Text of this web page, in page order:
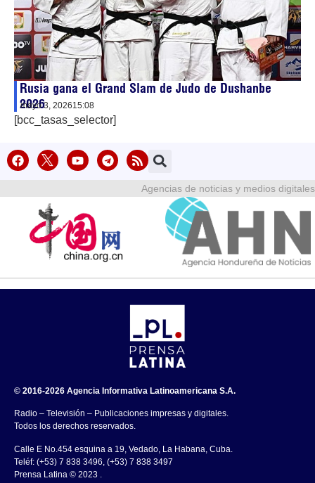
Rusia gana el Grand Slam de Judo de Dushanbe
2026
mayo 3, 202615:08
[bcc_tasas_selector]
Agencias de noticias y medios digitales
© 2016-2026 Agencia Informativa Latinoamericana S.A.
Radio – Televisión – Publicaciones impresas y digitales.
Todos los derechos reservados.
Calle E No.454 esquina a 19, Vedado, La Habana, Cuba.
Teléf: (+53) 7 838 3496, (+53) 7 838 3497
Prensa Latina © 2023 .